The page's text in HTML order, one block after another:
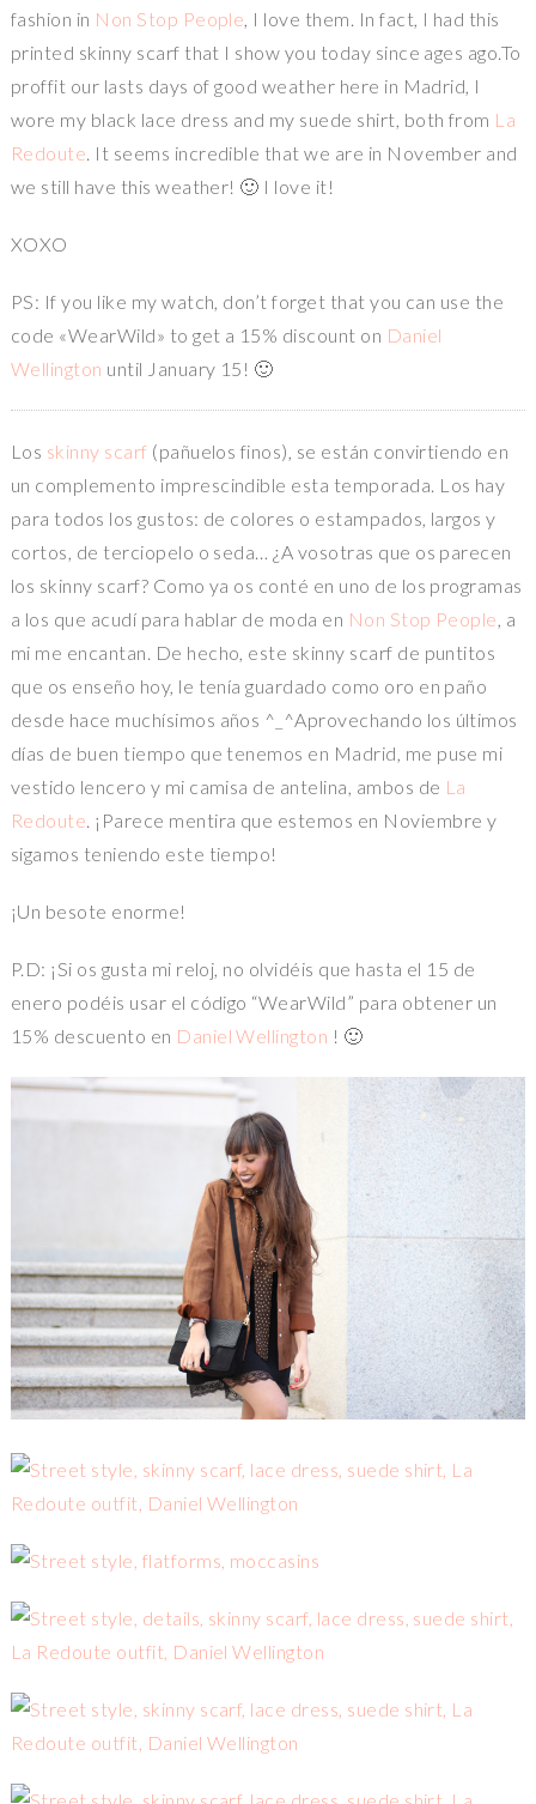
fashion in Non Stop People , I love them. In fact, I had this
printed skinny scarf that I show you today since ages ago.To
proffit our lasts days of good weather here in Madrid, I
wore my black lace dress and my suede shirt, both from La
Redoute . It seems incredible that we are in November and
we still have this weather! 🙂 I love it!
XOXO
PS: If you like my watch, don’t forget that you can use the
code «WearWild» to get a 15% discount on Daniel
Wellington until January 15! 🙂
Los skinny scarf (pañuelos finos), se están convirtiendo en
un complemento imprescindible esta temporada. Los hay
para todos los gustos: de colores o estampados, largos y
cortos, de terciopelo o seda… ¿A vosotras que os parecen
los skinny scarf? Como ya os conté en uno de los programas
a los que acudí para hablar de moda en Non Stop People , a
mi me encantan. De hecho, este skinny scarf de puntitos
que os enseño hoy, le tenía guardado como oro en paño
desde hace muchísimos años ^_^Aprovechando los últimos
días de buen tiempo que tenemos en Madrid, me puse mi
vestido lencero y mi camisa de antelina, ambos de La
Redoute . ¡Parece mentira que estemos en Noviembre y
sigamos teniendo este tiempo!
¡Un besote enorme!
P.D: ¡Si os gusta mi reloj, no olvidéis que hasta el 15 de
enero podéis usar el código “WearWild” para obtener un
15% descuento en Daniel Wellington ! 🙂